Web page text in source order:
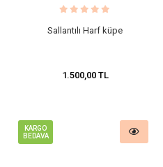
Sallantılı Harf küpe
1.500,00 TL
KARGO
BEDAVA